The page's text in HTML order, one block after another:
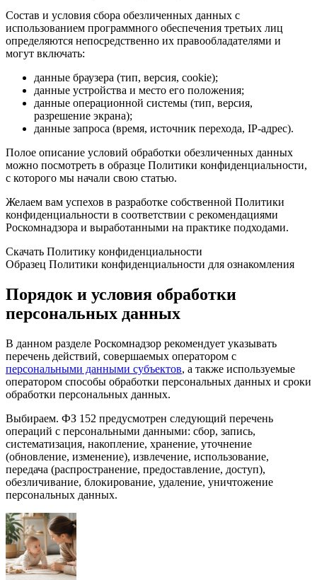
Состав и условия сбора обезличенных данных с
использованием программного обеспечения третьих лиц
определяются непосредственно их правообладателями и
могут включать:
данные браузера (тип, версия, cookie);
данные устройства и место его положения;
данные операционной системы (тип, версия,
разрешение экрана);
данные запроса (время, источник перехода, IP-адрес).
Полое описание условий обработки обезличенных данных
можно посмотреть в образце Политики конфиденциальности,
с которого мы начали свою статью.
Желаем вам успехов в разработке собственной Политики
конфиденциальности в соответствии с рекомендациями
Роскомнадзора и выработанными на практике подходами.
Скачать Политику конфиденциальности
Образец Политики конфиденциальности для ознакомления
Порядок и условия обработки
персональных данных
В данном разделе Роскомнадзор рекомендует указывать
перечень действий, совершаемых оператором с
персональными данными субъектов, а также используемые
оператором способы обработки персональных данных и сроки
обработки персональных данных.
Выбираем. ФЗ 152 предусмотрен следующий перечень
операций с персональными данными: сбор, запись,
систематизация, накопление, хранение, уточнение
(обновление, изменение), извлечение, использование,
передача (распространение, предоставление, доступ),
обезличивание, блокирование, удаление, уничтожение
персональных данных.